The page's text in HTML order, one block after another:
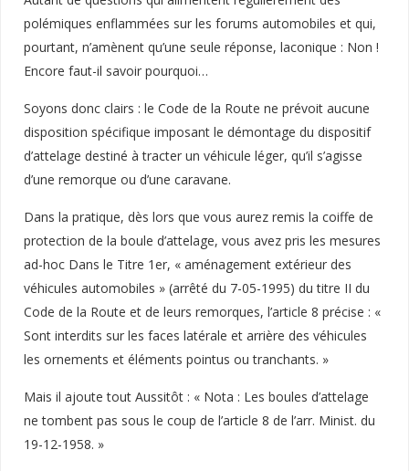
polémiques enflammées sur les forums automobiles et qui,
pourtant, n’amènent qu’une seule réponse, laconique : Non !
Encore faut-il savoir pourquoi…
Soyons donc clairs : le Code de la Route ne prévoit aucune
disposition spécifique imposant le démontage du dispositif
d’attelage destiné à tracter un véhicule léger, qu’il s’agisse
d’une remorque ou d’une caravane.
Dans la pratique, dès lors que vous aurez remis la coiffe de
protection de la boule d’attelage, vous avez pris les mesures
ad-hoc Dans le Titre 1er, « aménagement extérieur des
véhicules automobiles » (arrêté du 7-05-1995) du titre II du
Code de la Route et de leurs remorques, l’article 8 précise : «
Sont interdits sur les faces latérale et arrière des véhicules
les ornements et éléments pointus ou tranchants. »
Mais il ajoute tout Aussitôt : « Nota : Les boules d’attelage
ne tombent pas sous le coup de l’article 8 de l’arr. Minist. du
19-12-1958. »